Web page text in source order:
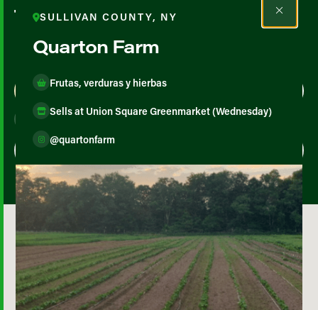
Todos los agricultores y
productores
Map View
SULLIVAN COUNTY, NY
Quarton Farm
Frutas, verduras y hierbas
Sells at Union Square Greenmarket (Wednesday)
@quartonfarm